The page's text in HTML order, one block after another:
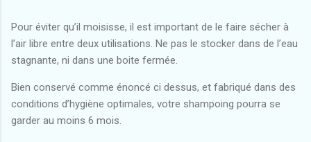
Pour éviter qu’il moisisse, il est important de le faire sécher à
l’air libre entre deux utilisations. Ne pas le stocker dans de l’eau
stagnante, ni dans une boite fermée.
Bien conservé comme énoncé ci dessus, et fabriqué dans des
conditions d’hygiène optimales, votre shampoing pourra se
garder au moins 6 mois.